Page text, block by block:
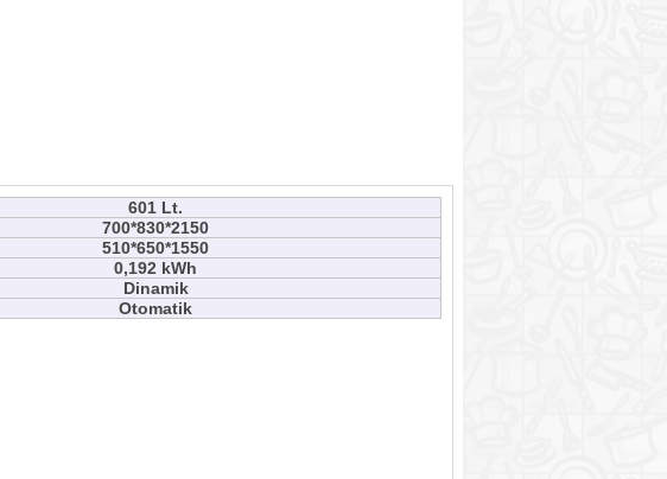
601 Lt.
700*830*2150
510*650*1550
0,192 kWh
Dinamik
Otomatik